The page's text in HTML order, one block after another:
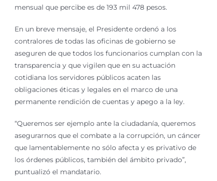
mensual que percibe es de 193 mil 478 pesos.
En un breve mensaje, el Presidente ordenó a los
contralores de todas las oficinas de gobierno se
aseguren de que todos los funcionarios cumplan con la
transparencia y que vigilen que en su actuación
cotidiana los servidores públicos acaten las
obligaciones éticas y legales en el marco de una
permanente rendición de cuentas y apego a la ley.
“Queremos ser ejemplo ante la ciudadanía, queremos
asegurarnos que el combate a la corrupción, un cáncer
que lamentablemente no sólo afecta y es privativo de
los órdenes públicos, también del ámbito privado”,
puntualizó el mandatario.